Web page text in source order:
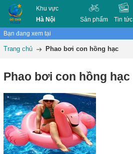
Khu vực
Hà Nội
Sản phẩm Tin tức
Bạn đang xem tại
Trang chủ Phao bơi con hồng hạc
Phao bơi con hồng hạc